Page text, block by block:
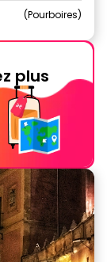
Pourboires
plus